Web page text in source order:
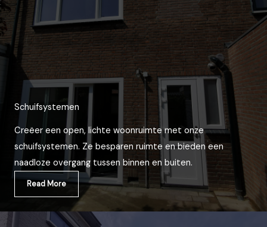
Schuifsystemen
Creëer een open, lichte woonruimte met onze
schuifsystemen. Ze besparen ruimte en bieden een
naadloze overgang tussen binnen en buiten.
Read More